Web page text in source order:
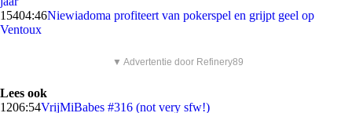
15404:46Niewiadoma profiteert van pokerspel en grijpt geel op
Ventoux
▼ Advertentie door Refinery89
Lees ook
1206:54VrijMiBabes #316 (not very sfw!)